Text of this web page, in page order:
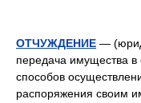
ОТЧУЖДЕНИЕ —
передача имущества в
способов
распоряжения своим